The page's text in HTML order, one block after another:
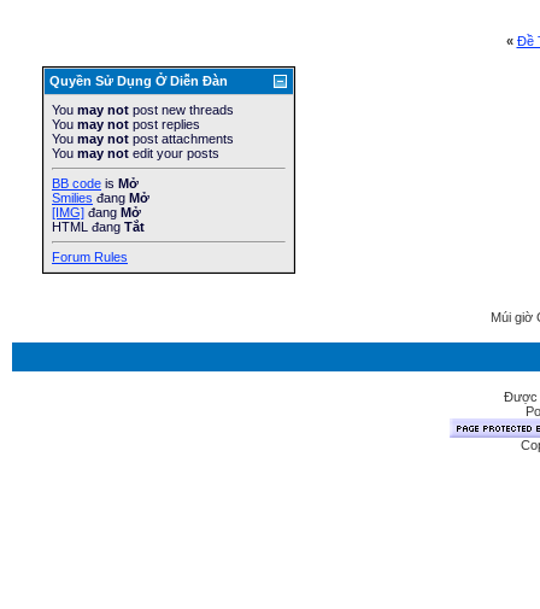
« Ðề
Quyền Sử Dụng Ở Diễn Ðàn
You may not post new threads
You may not post replies
You may not post attachments
You may not edit your posts
BB code is Mở
Smilies đang Mở
[IMG] đang Mở
HTML đang Tắt
Forum Rules
Múi giờ
Được